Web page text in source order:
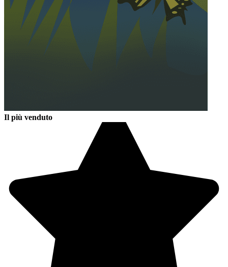
Il più venduto